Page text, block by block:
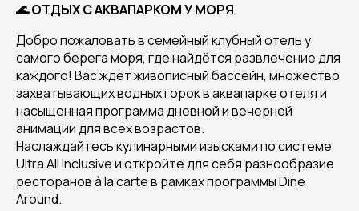
🌊 ОТДЫХ С АКВАПАРКОМ У МОРЯ
Добро пожаловать в семейный клубный отель у
самого берега моря, где найдётся развлечение для
каждого! Вас ждёт живописный бассейн, множество
захватывающих водных горок в аквапарке отеля и
насыщенная программа дневной и вечерней
анимации для всех возрастов.
Наслаждайтесь кулинарными изысками по системе
Ultra All Inclusive и откройте для себя разнообразие
ресторанов à la carte в рамках программы Dine
Around.